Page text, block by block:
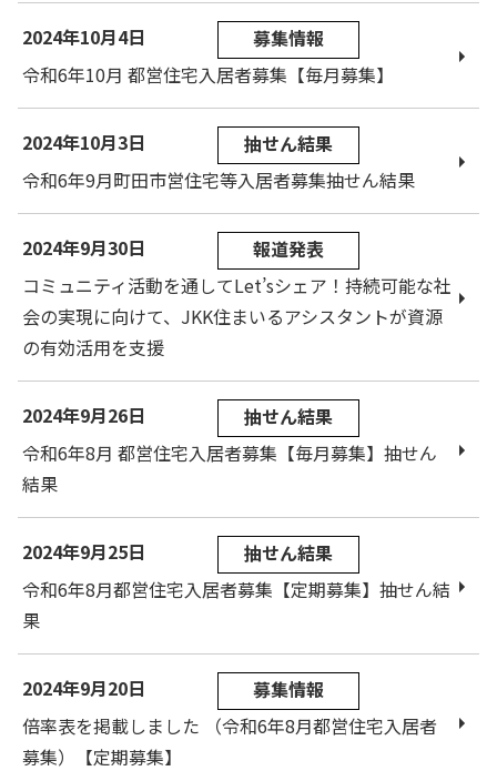
2024年10月4日
募集情報
令和6年10月 都営住宅入居者募集【毎月募集】
2024年10月3日
抽せん結果
令和6年9月町田市営住宅等入居者募集抽せん結果
2024年9月30日
報道発表
コミュニティ活動を通してLet’sシェア！持続可能な社
会の実現に向けて、JKK住まいるアシスタントが資源
の有効活用を支援
2024年9月26日
抽せん結果
令和6年8月 都営住宅入居者募集【毎月募集】抽せん
結果
2024年9月25日
抽せん結果
令和6年8月都営住宅入居者募集【定期募集】抽せん結
果
2024年9月20日
募集情報
倍率表を掲載しました （令和6年8月都営住宅入居者
募集）【定期募集】